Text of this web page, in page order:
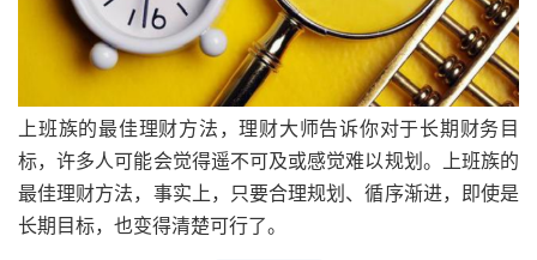
上班族的最佳理财方法，理财大师告诉你对于长期财务目
标，许多人可能会觉得遥不可及或感觉难以规划。上班族的
最佳理财方法，事实上，只要合理规划、循序渐进，即使是
长期目标，也变得清楚可行了。